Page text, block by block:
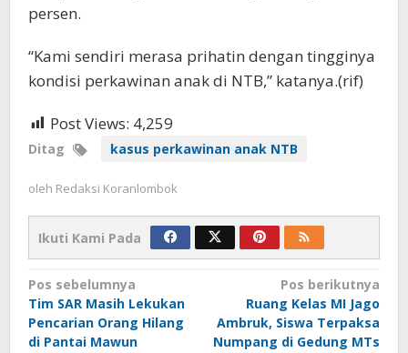
persen.
“Kami sendiri merasa prihatin dengan tingginya
kondisi perkawinan anak di NTB,” katanya.(rif)
Post Views: 4,259
Ditag kasus perkawinan anak NTB
oleh Redaksi Koranlombok
Ikuti Kami Pada
Navigasi
pos
Pos sebelumnya
Tim SAR Masih Lekukan
Pencarian Orang Hilang
di Pantai Mawun
Pos berikutnya
Ruang Kelas MI Jago
Ambruk, Siswa Terpaksa
Numpang di Gedung MTs